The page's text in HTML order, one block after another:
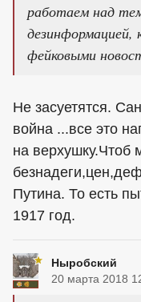
работаем над
дезинформацией,
фейковыми
Не засуетятся.
война ...все это
на верхушку.Чтоб
Путина. То есть
1917 год.
Ныробский
20 марта 2018